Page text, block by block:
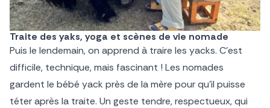
Traite des yaks, yoga et scènes de vie nomade
Puis le lendemain, on apprend à traire les yacks. C’est
difficile, technique, mais fascinant ! Les nomades
gardent le bébé yack près de la mère pour qu’il puisse
téter après la traite. Un geste tendre, respectueux, qui